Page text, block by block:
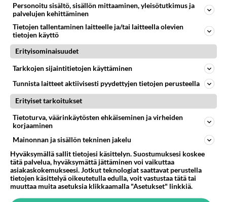
Poliisi kiilasi mopoilijan
08.08.2026 19:55
Kiuruvesi
227
993
Käviskö tällainen suhde
Tutustutaan, fyysistä kontaktia, mutta ensijaisesti tarkoituksena ei ole aloittaa mitään virallista tai rikkoa mitään? E
09.08.2026 17:40
Ikävä
686
Onko täällä ketään
Joka kaipaa M alkuista? Millä kirjaimella nimesi alkaa?
08.08.2026 19:54
Ikävä
46
08.08.2026 14:24
Ikävä
637
Aina vaan mietin sua
Miksen saa sinua mielestäni pois
Personoitu sisältö, sisällön mittaaminen, yleisötutkimus ja
palvelujen kehittäminen
Tietojen tallentaminen laitteelle ja/tai laitteella olevien
tietojen käyttö
Erityisominaisuudet
Tarkkojen sijaintitietojen käyttäminen
Tunnista laitteet aktiivisesti pyydettyjen tietojen perusteella
Erityiset tarkoitukset
Tietoturva, väärinkäytösten ehkäiseminen ja virheiden
korjaaminen
Mainonnan ja sisällön tekninen jakelu
Hyväksymällä sallit tietojesi käsittelyn. Suostumuksesi koskee
tätä palvelua, hyväksymättä jättäminen voi vaikuttaa
asiakaskokemukseesi. Jotkut teknologiat saattavat perustella
tietojen käsittelyä oikeutetulla edulla, voit vastustaa tätä tai
muuttaa muita asetuksia klikkaamalla "Asetukset" linkkiä.